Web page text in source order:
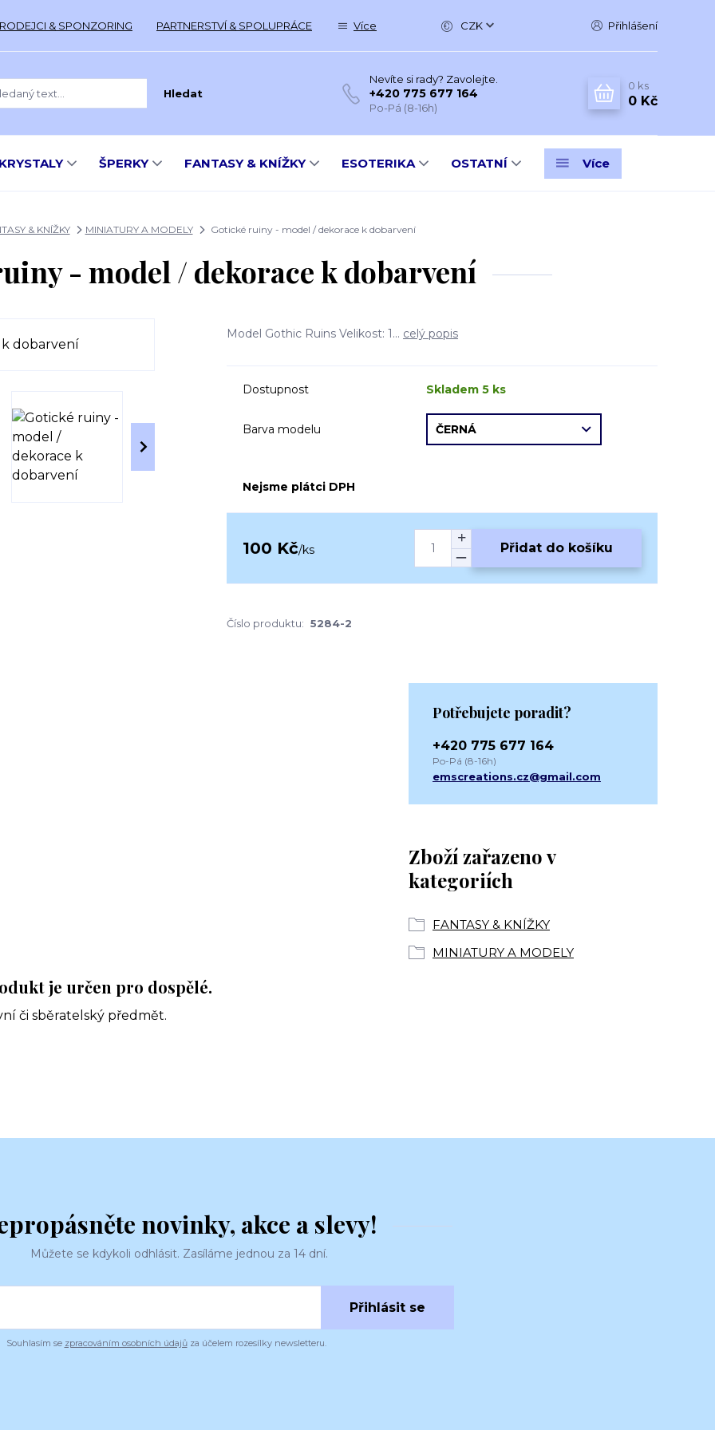
& SPONZORING PARTNERSTVÍ & SPOLUPRÁCE Více CZK Přihlášení
Hledat
Nevíte si rady? Zavolejte.
+420 775 677 164
Po-Pá (8-16h)
0 ks
0 Kč
ŠPERKY FANTASY & KNÍŽKY ESOTERIKA OSTATNÍ Více
& KNÍŽKY MINIATURY A MODELY Gotické ruiny - model / dekorace k dobarvení
- model / dekorace k dobarvení
Model Gothic Ruins Velikost: 1... celý popis
Dostupnost Skladem 5 ks
Barva modelu
Nejsme plátci DPH
100 Kč/ks Přidat do košíku
Číslo produktu: 5284-2
je určen pro dospělé.
či sběratelský předmět.
Zboží zařazeno v
kategoriích
FANTASY & KNÍŽKY
MINIATURY A MODELY
Potřebujete poradit?
+420 775 677 164
Po-Pá (8-16h)
emscreations.cz@gmail.com
novinky, akce a slevy!
Můžete se kdykoli odhlásit. Zasíláme jednou za 14 dní.
Přihlásit se
Souhlasím se zpracováním osobních údajůza účelem rozesílky newsletteru.